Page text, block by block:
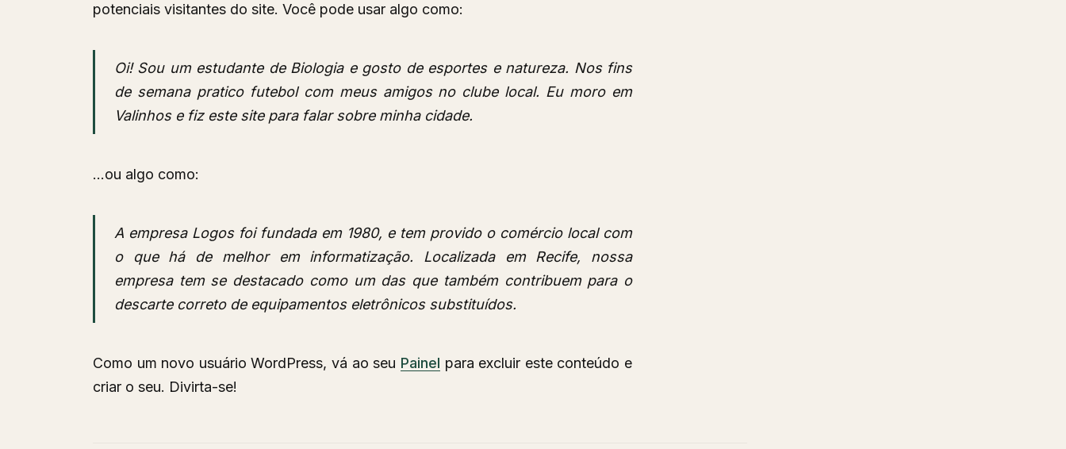
potenciais visitantes do site. Você pode usar algo como:
Oi! Sou um estudante de Biologia e gosto de esportes e natureza. Nos fins
de semana pratico futebol com meus amigos no clube local. Eu moro em
Valinhos e fiz este site para falar sobre minha cidade.
…ou algo como:
A empresa Logos foi fundada em 1980, e tem provido o comércio local com
o que há de melhor em informatização. Localizada em Recife, nossa
empresa tem se destacado como um das que também contribuem para o
descarte correto de equipamentos eletrônicos substituídos.
Como um novo usuário WordPress, vá ao seu Painel para excluir este conteúdo e
criar o seu. Divirta-se!